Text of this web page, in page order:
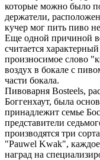
которые можно было
держатели,
кучер мог пить пиво
Еще одной причиной
считается
произносимое слово
воздух в бокале с
части бокала.
Пивоварня Bosteels,
Боггенхаут, была
принадлежит семье
представители
производятся три
"Pauwel Kwak",
наград на